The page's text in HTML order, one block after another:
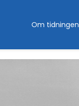
Om tidningen